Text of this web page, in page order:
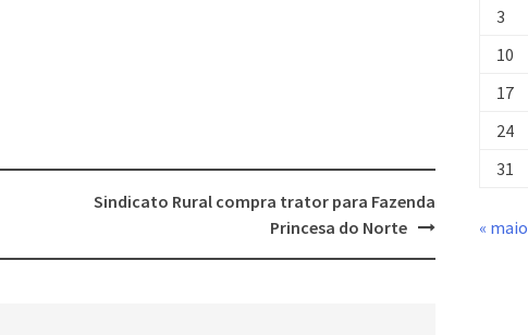
Sindicato Rural compra trator para Fazenda
Princesa do Norte
3
10
17
24
31
« maio